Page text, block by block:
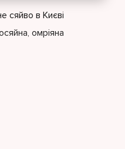
сяйво в Києві
омріяна